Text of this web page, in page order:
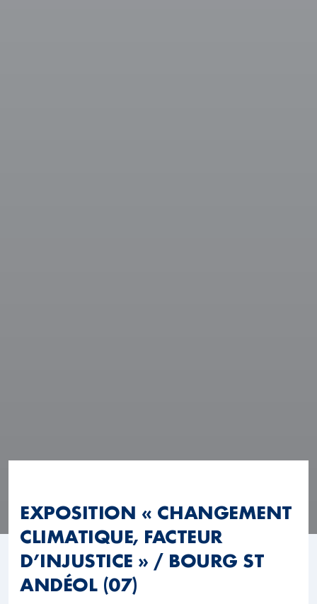
EXPOSITION « CHANGEMENT
CLIMATIQUE, FACTEUR
D’INJUSTICE » / BOURG ST
ANDÉOL (07)